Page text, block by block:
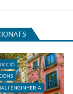
I ENGINYERIA